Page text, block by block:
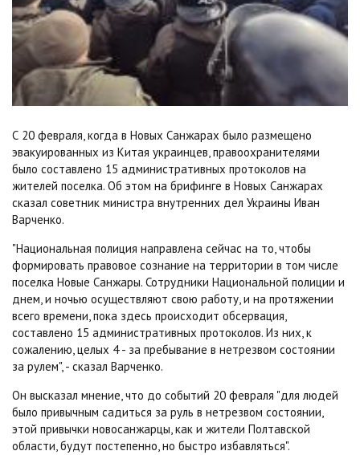
С 20 февраля, когда в Новых Санжарах было размещено
эвакуированных из Китая украинцев, правоохранителями
было составлено 15 административных протоколов на
жителей поселка. Об этом на брифинге в Новых Санжарах
сказал советник министра внутренних дел Украины Иван
Варченко.
"Национальная полиция направлена сейчас на то, чтобы
формировать правовое сознание на территории в том числе
поселка Новые Санжары. Сотрудники Национальной полиции и
днем, и ночью осуществляют свою работу, и на протяжении
всего времени, пока здесь происходит обсервация,
составлено 15 административных протоколов. Из них, к
сожалению, целых 4 - за пребывание в нетрезвом состоянии
за рулем", - сказал Варченко.
Он высказал мнение, что до событий 20 февраля "для людей
было привычным садиться за руль в нетрезвом состоянии,
этой привычки новосанжарцы, как и жители Полтавской
области, будут постепенно, но быстро избавляться".